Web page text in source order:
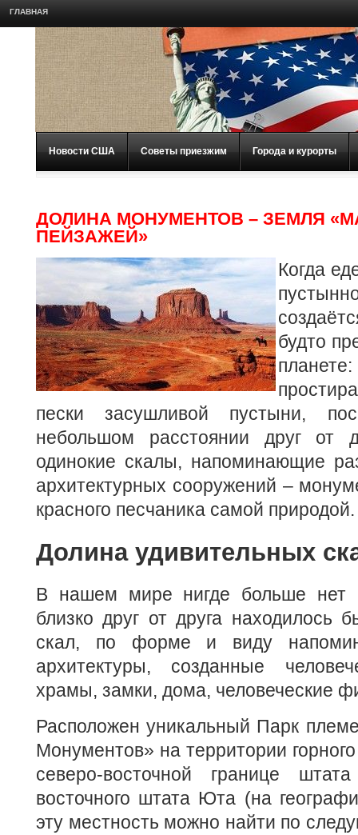
ГЛАВНАЯ
Новости США Советы приезжим Города и курорты
ДОЛИНА МОНУМЕНТОВ – ЗЕМЛЯ
ПЕЙЗАЖЕЙ»
Когда
будто
пески засушливой пустыни,
небольшом расстоянии друг от
одинокие скалы, напоминающие
архитектурных сооружений –
красного песчаника самой природой.
Долина удивительных
В нашем мире нигде больше нет
близко друг от друга находилось
скал, по форме и виду
архитектуры, созданные
храмы, замки, дома, человеческие
Расположен уникальный Парк
Монументов» на территории
северо-восточной границе
восточного штата Юта (на
эту местность можно найти по